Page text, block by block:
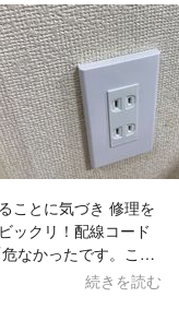
ことに気づき 修理を
ックリ！配線コード
なかったです。こん
れゾッとしました。
続きを読む